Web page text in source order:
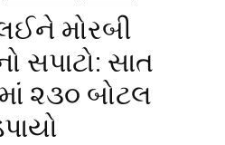
મોરબી
સપાટો: સાત
૨૩૦ બોટલ